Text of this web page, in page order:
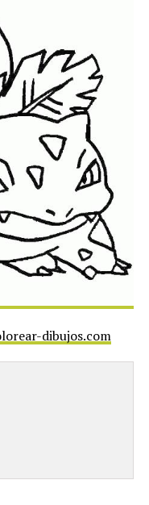
dibujos.com